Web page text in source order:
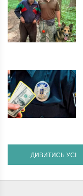
ДИВИТИСЬ УСІ